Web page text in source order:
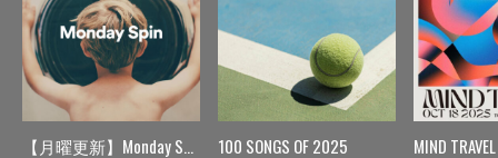
【月曜更新】Monday Spin 100 SONGS OF 2025 MIND TRAVEL